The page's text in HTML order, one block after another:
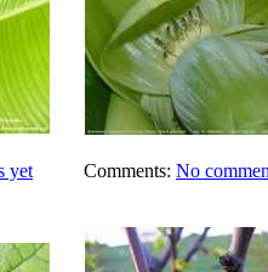
yet Comments: No